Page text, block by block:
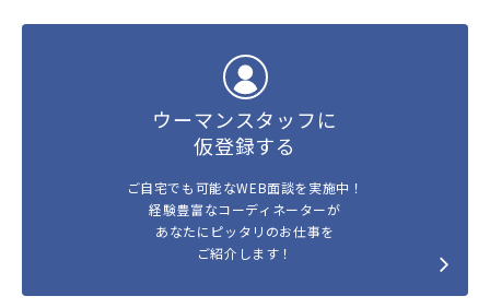
ウーマンスタッフに
仮登録する
ご自宅でも可能なWEB面談を実施中！
経験豊富なコーディネーターが
あなたにピッタリのお仕事を
ご紹介します！